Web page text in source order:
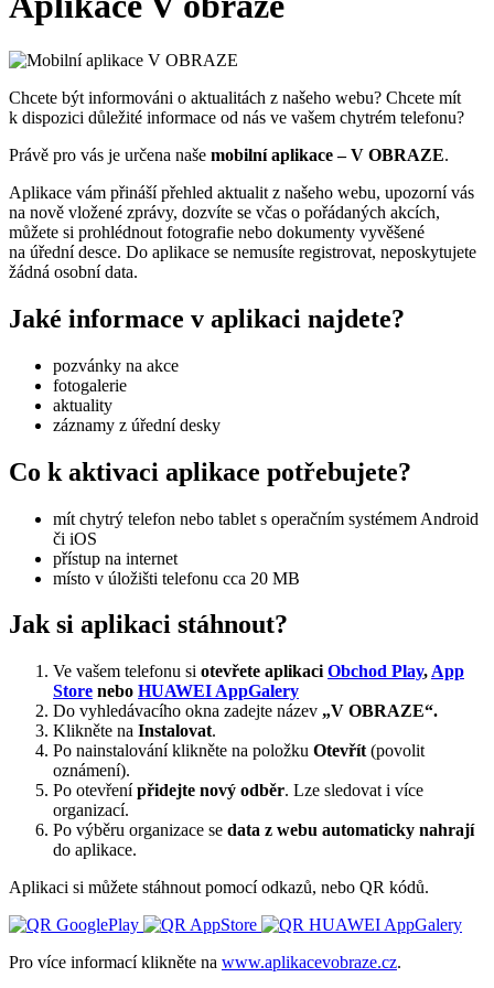
Chcete být informováni o aktualitách z našeho webu? Chcete mít
k dispozici důležité informace od nás ve vašem chytrém telefonu?
Právě pro vás je určena naše mobilní aplikace – V OBRAZE.
Aplikace vám přináší přehled aktualit z našeho webu, upozorní vás
na nově vložené zprávy, dozvíte se včas o pořádaných akcích,
můžete si prohlédnout fotografie nebo dokumenty vyvěšené
na úřední desce. Do aplikace se nemusíte registrovat, neposkytujete
žádná osobní data.
Jaké informace v aplikaci najdete?
pozvánky na akce
fotogalerie
aktuality
záznamy z úřední desky
Co k aktivaci aplikace potřebujete?
mít chytrý telefon nebo tablet s operačním systémem Android
či iOS
přístup na internet
místo v úložišti telefonu cca 20 MB
Jak si aplikaci stáhnout?
Ve vašem telefonu si otevřete aplikaci Obchod Play, App
Store nebo HUAWEI AppGalery
Do vyhledávacího okna zadejte název „V OBRAZE“.
Klikněte na Instalovat.
Po nainstalování klikněte na položku Otevřít (povolit
oznámení).
Po otevřenípřidejte nový odběr. Lze sledovat i více
organizací.
Po výběru organizace se data z webu automaticky nahrají
do aplikace.
Aplikaci si můžete stáhnout pomocí odkazů, nebo QR kódů.
Pro více informací klikněte na www.aplikacevobraze.cz.